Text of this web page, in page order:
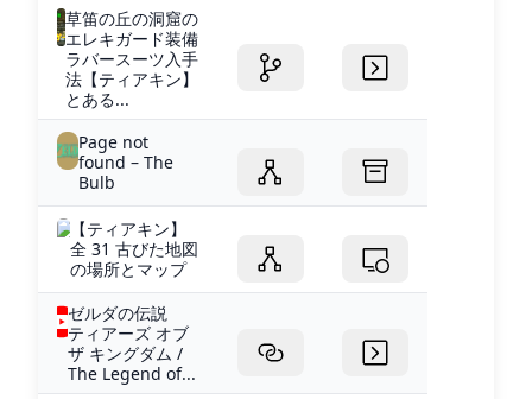
草笛の丘の洞窟の
エレキガード装備
ラバースーツ入手
法【ティアキン】
とある...
Page not
found – The
Bulb
【ティアキン】
全 31 古びた地図
の場所とマップ
ゼルダの伝説
ティアーズ オブ
ザ キングダム /
The Legend of...